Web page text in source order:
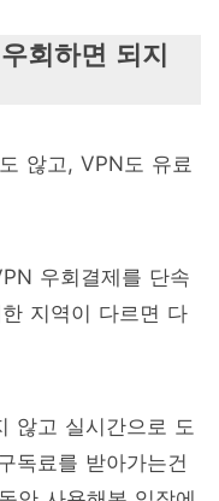
회하면 되지
않고, VPN도 유료
우회결제를 단속
지역이 다르면 다
않고 실시간으로 도
독료를 받아가는건